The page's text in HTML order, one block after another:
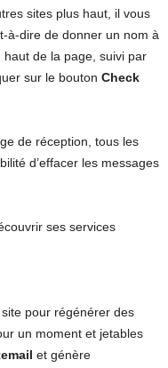
sites plus haut, il vous
à-dire de donner un nom à
de la page, suivi par
sur le bouton Check
de réception, tous les
d’effacer les messages
ses services
site pour régénérer des
un moment et jetables
et génère